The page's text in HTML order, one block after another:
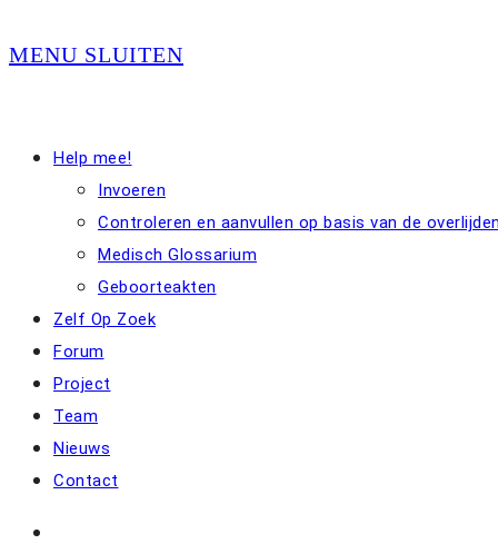
MENU SLUITEN
Help mee!
Invoeren
Controleren en aanvullen op basis van de
Medisch Glossarium
Geboorteakten
Zelf Op Zoek
Forum
Project
Team
Nieuws
Contact